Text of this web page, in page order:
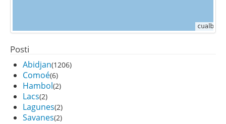
Posti
Abidjan(1206)
Comoé(6)
Hambol(2)
Lacs(2)
Lagunes(2)
Savanes(2)